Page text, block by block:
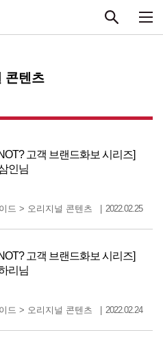
콘텐츠
고객 브랜드화보 시리즈]
인님
드 > 오리지널 콘텐츠 2022.02.25
고객 브랜드화보 시리즈]
리님
드 > 오리지널 콘텐츠 2022.02.24